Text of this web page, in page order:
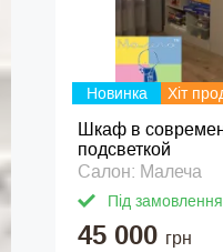
Новинка Хіт
Шкаф в
подсветкой
Салон: Малеча
Під замовлення
45 000 грн